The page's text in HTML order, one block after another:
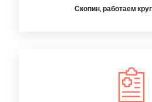
Скопин, работаем